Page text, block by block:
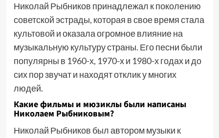
Николай Рыбников принадлежал к поколению
советской эстрады, которая в свое время стала
культовой и оказала огромное влияние на
музыкальную культуру страны. Его песни были
популярны в 1960-х, 1970-х и 1980-х годах и до
сих пор звучат и находят отклик у многих
людей.
Какие фильмы и мюзиклы были написаны
Николаем Рыбниковым?
Николай Рыбников был автором музыки к